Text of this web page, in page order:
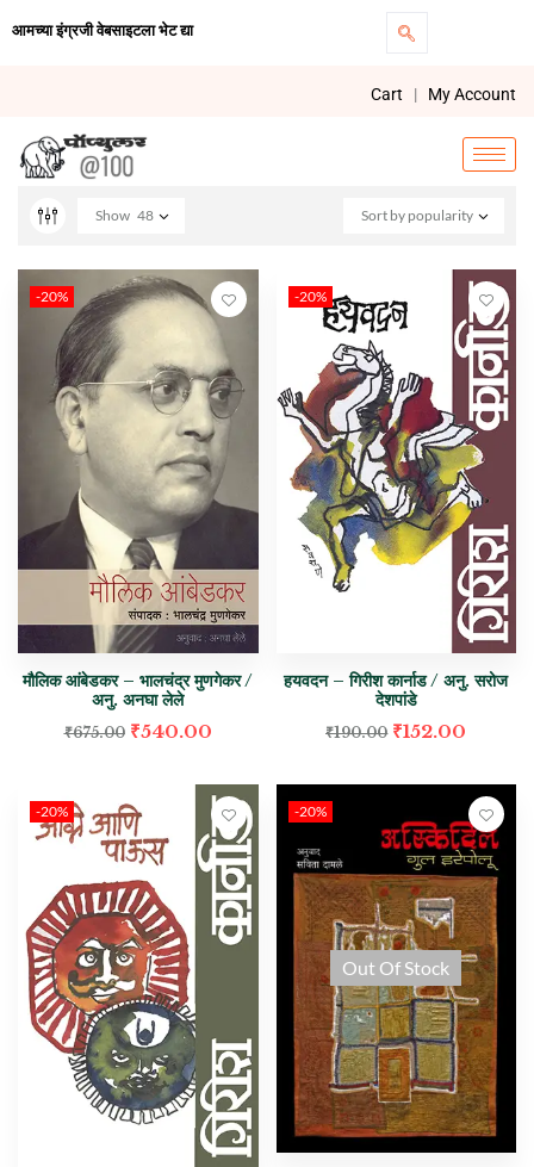
आमच्या इंग्रजी वेबसाइटला भेट द्या
Cart | My Account
Sort by popularity
Show 48
-20%
मौलिक आंबेडकर – भालचंद्र मुणगेकर /
अनु. अनघा लेले
₹675.00 ₹540.00
-20%
हयवदन – गिरीश कार्नाड / अनु. सरोज
देशपांडे
₹190.00 ₹152.00
-20% -20%
Out Of Stock